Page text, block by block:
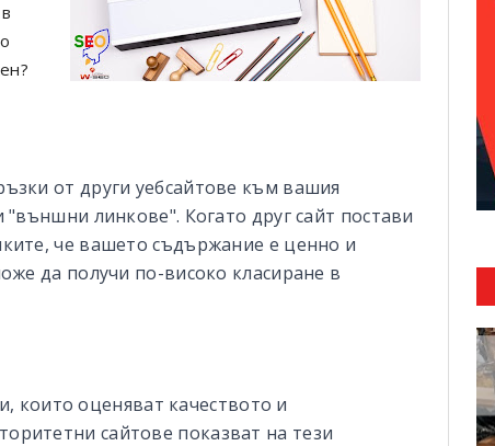
от други уебсайтове към вашия
линкове". Когато друг сайт постави
че вашето съдържание е ценно и
да получи по-високо класиране в
които оценяват качеството и
сайтове показват на тези